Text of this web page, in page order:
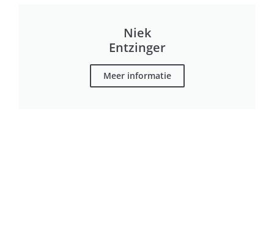
Niek
Entzinger
Meer informatie